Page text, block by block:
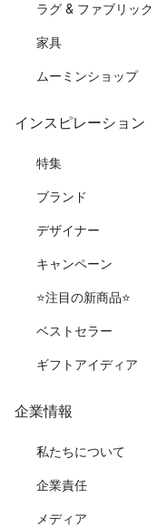
ラグ & ファブリック
家具
ムーミンショップ
インスピレーション
特集
ブランド
デザイナー
キャンペーン
⭐️注目の新商品⭐️
ベストセラー
ギフトアイディア
企業情報
私たちについて
企業責任
メディア